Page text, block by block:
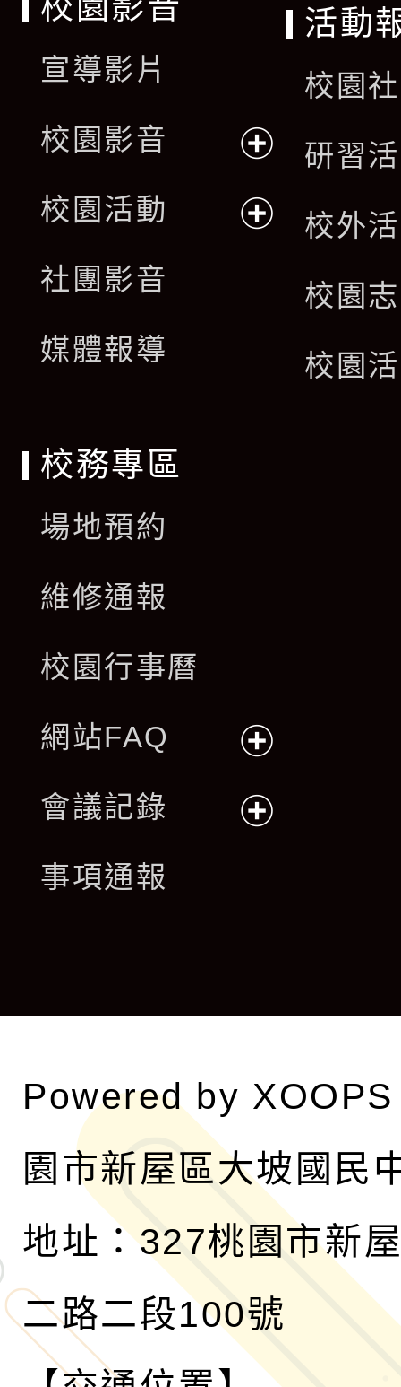
宣導影片
校園影音
開
校園活動
社團影音
媒體報導
活動
校園
研習
校外
校園
校園
校務專區
場地預約
維修通報
校園行事曆
網站FAQ
開
會議記錄
單
事項通報
Powered by XOOPS
園市新屋區大坡國民
地址：327桃園市新
二路二段100號